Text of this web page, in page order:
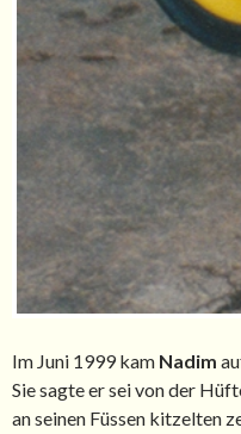
Im Juni 1999 kam Nadim
Sie sagte er sei von der
an seinen Füssen kitzelten